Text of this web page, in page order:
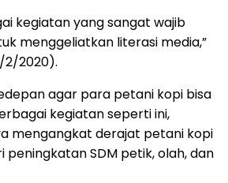
kegiatan yang sangat wajib
menggeliatkan literasi media,”
2/2020).
agar para petani kopi bisa
kegiatan seperti ini,
mengangkat derajat petani kopi
peningkatan SDM petik, olah, dan